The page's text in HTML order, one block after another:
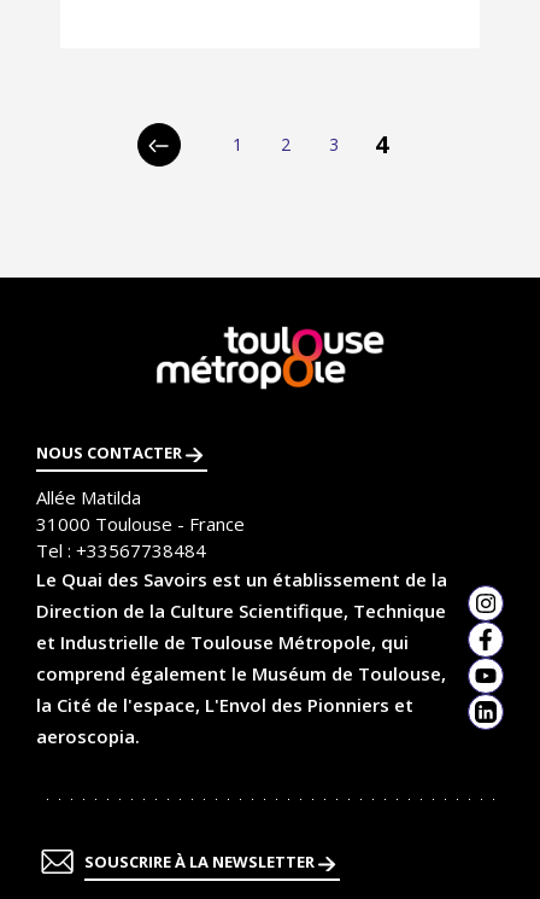
p
i
a
t
Page
Page
1 Page
2 Page
3 Page
4
En
savoir
plus
NOUS CONTACTER
Allée Matilda
31000 Toulouse - France
Tel : +33567738484
Le Quai des Savoirs est un établissement de la
Direction de la Culture Scientifique, Technique
et Industrielle de Toulouse Métropole, qui
comprend également le Muséum de Toulouse,
la Cité de l'espace, L'Envol des Pionniers et
aeroscopia.
SOUSCRIRE À LA NEWSLETTER